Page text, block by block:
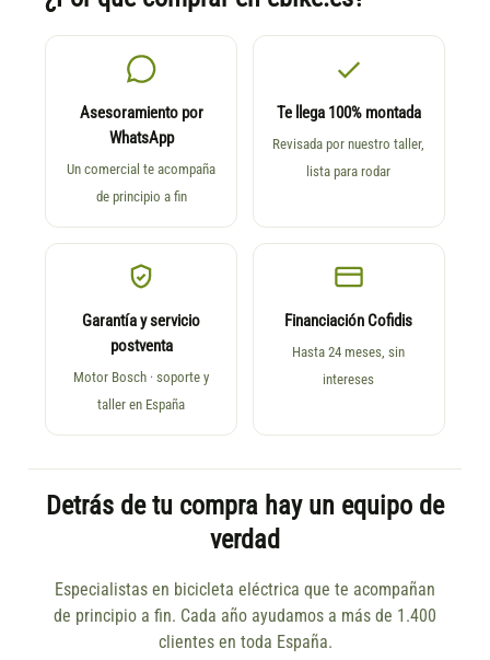
Asesoramiento por
WhatsApp
Un comercial te acompaña
de principio a fin
Te llega 100% montada
Revisada por nuestro taller,
lista para rodar
Garantía y servicio
postventa
Motor Bosch · soporte y
taller en España
Financiación Cofidis
Hasta 24 meses, sin
intereses
Detrás de tu compra hay un equipo de
verdad
Especialistas en bicicleta eléctrica que te acompañan
de principio a fin. Cada año ayudamos a más de 1.400
clientes en toda España.